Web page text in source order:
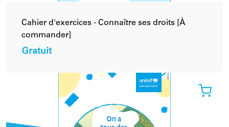
Cahier d'exercices - Connaître ses droits [À
commander]
Gratuit